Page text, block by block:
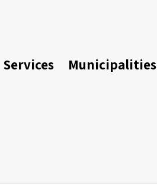
Services Municipalities